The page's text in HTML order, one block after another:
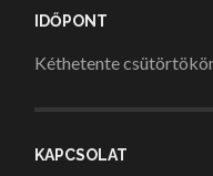
IDŐPONT
Kéthetente
KAPCSOLAT